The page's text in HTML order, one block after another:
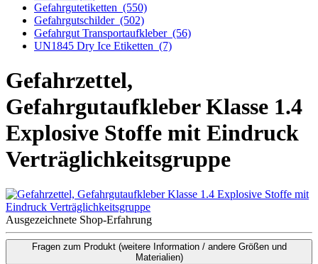
Gefahrgutetiketten (550)
Gefahrgutschilder (502)
Gefahrgut Transportaufkleber (56)
UN1845 Dry Ice Etiketten (7)
Gefahrzettel,
Gefahrgutaufkleber Klasse 1.4
Explosive Stoffe mit Eindruck
Verträglichkeitsgruppe
Ausgezeichnete Shop-Erfahrung
Fragen zum Produkt (weitere Information / andere Größen und
Materialien)